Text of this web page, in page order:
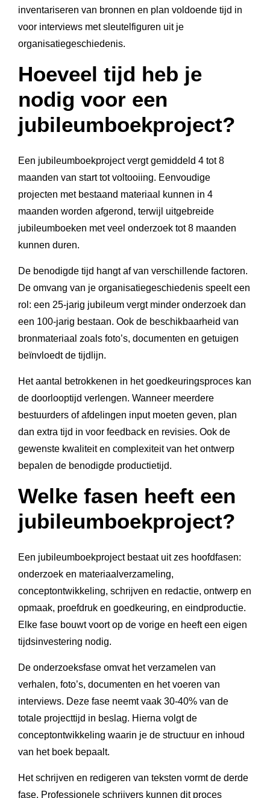
inventariseren van bronnen en plan voldoende tijd in
voor interviews met sleutelfiguren uit je
organisatiegeschiedenis.
Hoeveel tijd heb je
nodig voor een
jubileumboekproject?
Een jubileumboekproject vergt gemiddeld 4 tot 8
maanden van start tot voltooiing. Eenvoudige
projecten met bestaand materiaal kunnen in 4
maanden worden afgerond, terwijl uitgebreide
jubileumboeken met veel onderzoek tot 8 maanden
kunnen duren.
De benodigde tijd hangt af van verschillende factoren.
De omvang van je organisatiegeschiedenis speelt een
rol: een 25-jarig jubileum vergt minder onderzoek dan
een 100-jarig bestaan. Ook de beschikbaarheid van
bronmateriaal zoals foto’s, documenten en getuigen
beïnvloedt de tijdlijn.
Het aantal betrokkenen in het goedkeuringsproces kan
de doorlooptijd verlengen. Wanneer meerdere
bestuurders of afdelingen input moeten geven, plan
dan extra tijd in voor feedback en revisies. Ook de
gewenste kwaliteit en complexiteit van het ontwerp
bepalen de benodigde productietijd.
Welke fasen heeft een
jubileumboekproject?
Een jubileumboekproject bestaat uit zes hoofdfasen:
onderzoek en materiaalverzameling,
conceptontwikkeling, schrijven en redactie, ontwerp en
opmaak, proefdruk en goedkeuring, en eindproductie.
Elke fase bouwt voort op de vorige en heeft een eigen
tijdsinvestering nodig.
De onderzoeksfase omvat het verzamelen van
verhalen, foto’s, documenten en het voeren van
interviews. Deze fase neemt vaak 30-40% van de
totale projecttijd in beslag. Hierna volgt de
conceptontwikkeling waarin je de structuur en inhoud
van het boek bepaalt.
Het schrijven en redigeren van teksten vormt de derde
fase. Professionele schrijvers kunnen dit proces